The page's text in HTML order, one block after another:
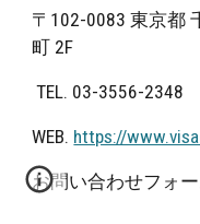
〒102-0083 東京都
町 2F
TEL. 03-3556-2348
WEB. https://
お問い合わせフォ